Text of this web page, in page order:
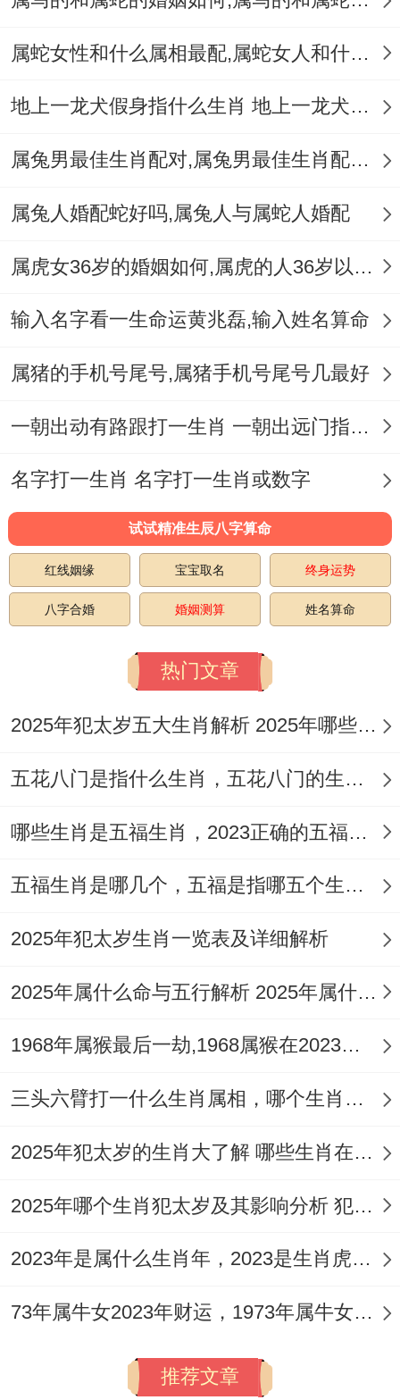
在文化层面，详细挖掘各式各样地区对生肖
性！
南方民间故事中“兔跃山涧”标记速度 而北方
统符号同现代科学的对话 -为十二生肖赋予
新的时代有价值 ！
通过数学规律与人文视角的双重解读，十二
是组合数的严谨计算~还是速度标记的多元
诠释;都在提醒各位：答案往往藏于规则与故
属蛇女性和什么属相最配,属蛇女人和什么属相最配
地上一龙犬假身指什么生肖 地上一龙犬假身十二生肖指哪肖
属兔男最佳生肖配对,属兔男最佳生肖配对表
属兔人婚配蛇好吗,属兔人与属蛇人婚配
属虎女36岁的婚姻如何,属虎的人36岁以后会好吗
输入名字看一生命运黄兆磊,输入姓名算命
属猪的手机号尾号,属猪手机号尾号几最好
一朝出动有路跟打一生肖 一朝出远门指什么生肖
名字打一生肖 名字打一生肖或数字
试试精准生辰八字算命
红线姻缘 宝宝取名 终身运势
八字合婚 婚姻测算 姓名算命
热门文章
2025年犯太岁五大生肖解析 2025年哪些生肖会犯太岁
五花八门是指什么生肖，五花八门的生肖究竟是谁？
哪些生肖是五福生肖，2023正确的五福生肖是哪5位
五福生肖是哪几个，五福是指哪五个生肖动物
2025年犯太岁生肖一览表及详细解析
2025年属什么命与五行解析 2025年属什么生肖五行属性是什么
1968年属猴最后一劫,1968属猴在2023劫数
三头六臂打一什么生肖属相，哪个生肖三头六臂
2025年犯太岁的生肖大了解 哪些生肖在2025年犯太岁
2025年哪个生肖犯太岁及其影响分析 犯太岁的生肖及化解方法解析
2023年是属什么生肖年，2023是生肖虎年还是兔年
73年属牛女2023年财运，1973年属牛女2023年每月运势怎样
推荐文章